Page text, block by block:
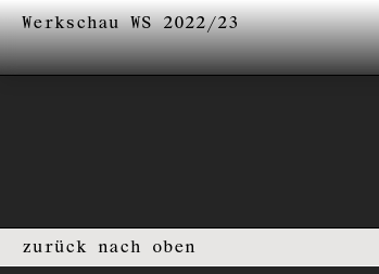
Werkschau WS 2022/23
zurück nach oben